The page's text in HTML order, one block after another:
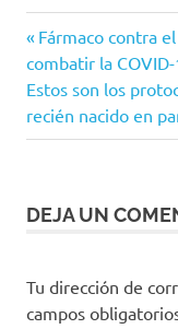
Biblioteca
Nacional
Medicina
cáncer
Cannabis
Medicinal
de
entradas
Entrada
anterior:
Fármaco contra
combatir la
Siguiente
entrada:
Estos son los
recién nacido en
DEJA UN
Tu dirección de
campos